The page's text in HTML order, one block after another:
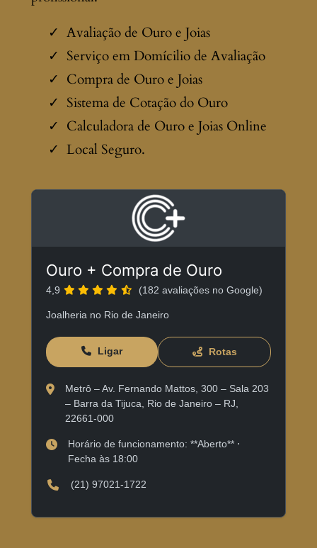
Avaliação de Ouro e Joias
Serviço em Domícilio de Avaliação
Compra de Ouro e Joias
Sistema de Cotação do Ouro
Calculadora de Ouro e Joias Online
Local Seguro.
Ouro + Compra de Ouro
4,9 (182 avaliações no Google)
Joalheria no Rio de Janeiro
Ligar Rotas
Metrô – Av. Fernando Mattos, 300 – Sala 203
– Barra da Tijuca, Rio de Janeiro – RJ,
22661-000
Horário de funcionamento: **Aberto** ⋅
Fecha às 18:00
(21) 97021-1722